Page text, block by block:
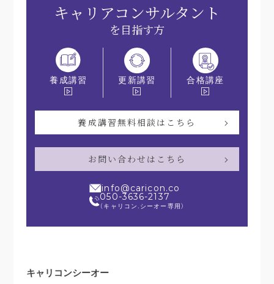
キャリアコンサルタント
を目指す方
養成講習 更新講習 合格講座
養成講習無料相談はこちら
お問い合わせはこちら
info@caricon.co
050-3636-2137
（キャリコン.シーオー専用）
キャリコンシーオー